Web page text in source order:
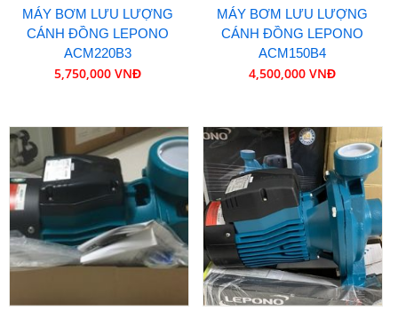
MÁY BƠM LƯU LƯỢNG
CÁNH ĐỒNG LEPONO
ACM220B3
5,750,000 VNĐ
MÁY BƠM LƯU LƯỢNG
CÁNH ĐỒNG LEPONO
ACM150B4
4,500,000 VNĐ